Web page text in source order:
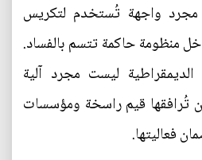
واجهة تُستخدم لتكريس
منظومة حاكمة تتسم بالفساد.
ليست مجرد آلية
أن تُرافقها قيم راسخة ومؤسسات
فعاليتها.